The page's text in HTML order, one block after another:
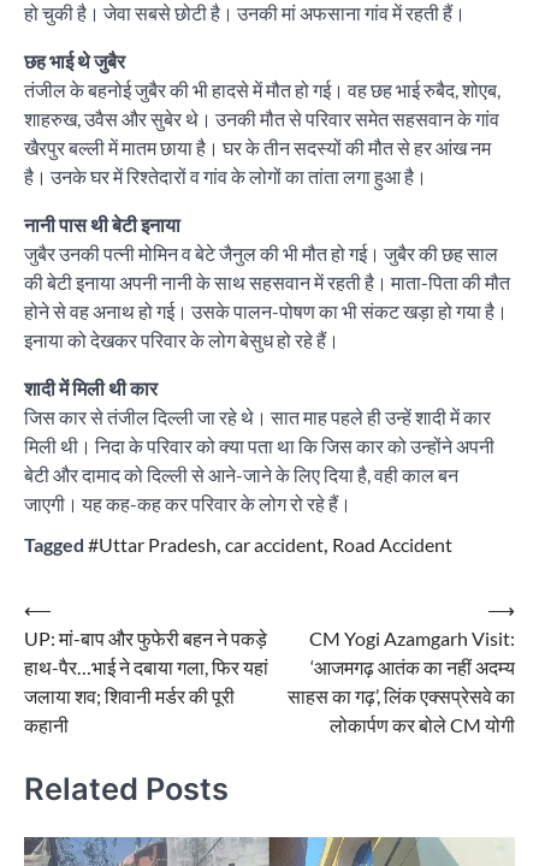
हो चुकी है। जेवा सबसे छोटी है। उनकी मां अफसाना गांव में रहती हैं।
छह भाई थे जुबैर
तंजील के बहनोई जुबैर की भी हादसे में मौत हो गई। वह छह भाई रुबैद, शोएब,
शाहरुख, उवैस और सुबेर थे। उनकी मौत से परिवार समेत सहसवान के गांव
खैरपुर बल्ली में मातम छाया है। घर के तीन सदस्यों की मौत से हर आंख नम
है। उनके घर में रिश्तेदारों व गांव के लोगों का तांता लगा हुआ है।
नानी पास थी बेटी इनाया
जुबैर उनकी पत्नी मोमिन व बेटे जैनुल की भी मौत हो गई। जुबैर की छह साल
की बेटी इनाया अपनी नानी के साथ सहसवान में रहती है। माता-पिता की मौत
होने से वह अनाथ हो गई। उसके पालन-पोषण का भी संकट खड़ा हो गया है।
इनाया को देखकर परिवार के लोग बेसुध हो रहे हैं।
शादी में मिली थी कार
जिस कार से तंजील दिल्ली जा रहे थे। सात माह पहले ही उन्हें शादी में कार
मिली थी। निदा के परिवार को क्या पता था कि जिस कार को उन्होंने अपनी
बेटी और दामाद को दिल्ली से आने-जाने के लिए दिया है, वही काल बन
जाएगी। यह कह-कह कर परिवार के लोग रो रहे हैं।
Tagged #Uttar Pradesh, car accident, Road Accident
Post
navigation
⟵
UP: मां-बाप और फुफेरी बहन ने पकड़े
हाथ-पैर…भाई ने दबाया गला, फिर यहां
जलाया शव; शिवानी मर्डर की पूरी
कहानी
CM Yogi Azamgarh Visit:
‘आजमगढ़ आतंक का नहीं अदम्य
साहस का गढ़’, लिंक एक्सप्रेसवे का
लोकार्पण कर बोले CM योगी
⟶
Related Posts